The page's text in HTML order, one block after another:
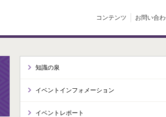
コンテンツ お問い合
知識の泉
イベントインフォメーション
イベントレポート